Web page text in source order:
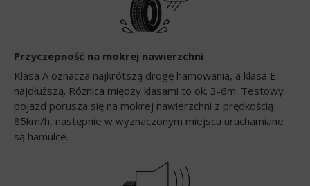
Przyczepność na mokrej nawierzchni
Klasa A oznacza najkrótszą drogę hamowania, a klasa E
najdłuższą. Różnica między klasami to ok. 3-6m. Testowy
pojazd porusza się na mokrej nawierzchni z prędkością
85km/h, następnie w wyznaczonym miejscu uruchamiane
są hamulce.